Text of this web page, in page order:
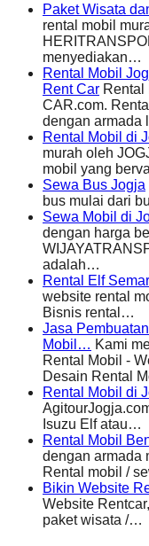
Paket Wisata
rental mobil
menyediakan…
Rental Mobil
Rent Car Rental
CAR.com.
dengan armada
Rental Mobil di
murah oleh
mobil yang
Sewa Bus Jogja
bus mulai dari
Sewa Mobil di
dengan harga
adalah…
Rental Elf
website rental
Bisnis rental…
Jasa
Mobil… Kami
Rental Mobil -
Desain Rental
Rental Mobil di
Isuzu Elf atau…
Rental Mobil
dengan armada
Rental mobil /
Bikin Website
Website
paket wisata /…